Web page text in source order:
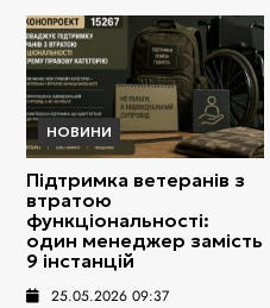
НОВИНИ
Підтримка ветеранів з
втратою
функціональності:
один менеджер замість
9 інстанцій
25.05.2026 09:37